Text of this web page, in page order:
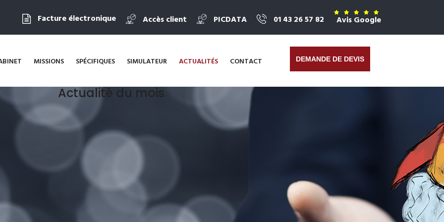
Facture électronique Accès client PICDATA 01 43 26 57 82 Avis Google
MISSIONS SPÉCIFIQUES SIMULATEUR ACTUALITÉS CONTACT DEMANDE DE DEVIS
Actualité du mois